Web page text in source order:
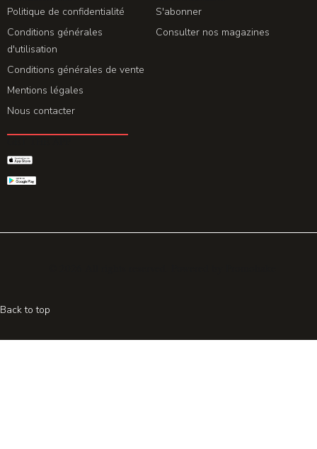
Politique de confidentialité
Conditions générales
d'utilisation
Conditions générales de vente
Mentions légales
Nous contacter
S'abonner
Consulter nos magazines
Back to top